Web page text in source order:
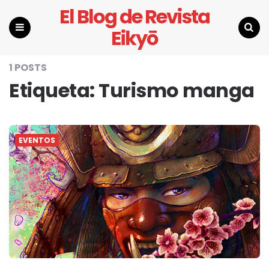
El Blog de Revista
Eikyō
1 POSTS
Etiqueta:Turismo manga
EVENTOS